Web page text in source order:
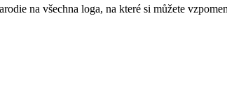
na všechna loga, na které si můžete